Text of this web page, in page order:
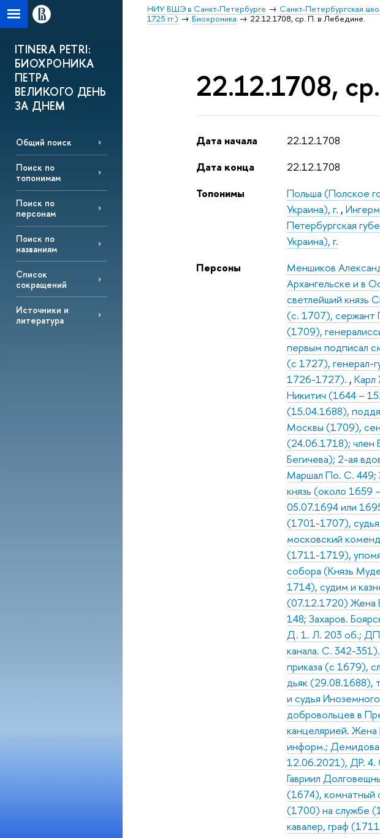
НИУ ВШЭ в Санкт-Петербурге Санкт-Петербургская
1725 гг.)
Биохроника 22.12.1708, ср. П. в Лебедине.
ITINERA PETRI:
БИОХРОНИКА
ПЕТРА
ВЕЛИКОГО ДЕНЬ
ЗА ДНЕМ
Общий поиск
Поиск по
топонимам
Поиск по
персонам
Поиск по
названиям
Список
сокращений
Источники и
литература
22.12.1708,
Дата начала
22.12.1708
Дата конца
22.12.1708
Топонимы
Польша (Полское
Украина), г. ,
Петербургская
Украина), г.
Персоны
Меншиков
Архангельске и в
светлейший князь
(с. 1707), сержант
(1709),
первым подписал
(с 1727), генерал-
1726-1727). ,Карл
Никитич (1644 –
(15.04.1688),
Москвы (1709),
(24.06.1718); член
Бегичева); 2-ая
Маршал По. С. 449;
князь (около 1659
05.07.1694 или
(1701-1707), судья
московский
(1711-1719),
собора (Князь
1714), судим и
(07.12.1720) Жена
148; Захаров.
Д. 1. Л. 203 об.;
канала. С. 342-351).
приказа (с 1679),
дьяк (29.08.1688),
и судья
добровольцев в
канцелярией.
информ.;
12.06.2021), ДР. 4.
Гавриил
(1674), комнатный
(1700) на службе
кавалер, граф